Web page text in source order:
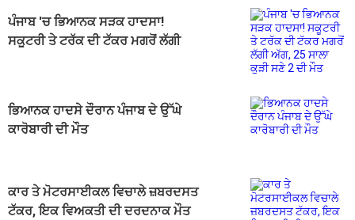
ਪੰਜਾਬ 'ਚ ਭਿਆਨਕ ਸੜਕ ਹਾਦਸਾ!
ਸਕੂਟਰੀ ਤੇ ਟਰੱਕ ਦੀ ਟੱਕਰ ਮਗਰੋਂ ਲੱਗੀ
ਭਿਆਨਕ ਹਾਦਸੇ ਦੌਰਾਨ ਪੰਜਾਬ ਦੇ ਉੱਘੇ
ਕਾਰੋਬਾਰੀ ਦੀ ਮੌਤ
ਕਾਰ ਤੇ ਮੋਟਰਸਾਈਕਲ ਵਿਚਾਲੇ ਜ਼ਬਰਦਸਤ
ਟੱਕਰ, ਇਕ ਵਿਅਕਤੀ ਦੀ ਦਰਦਨਾਕ ਮੌਤ